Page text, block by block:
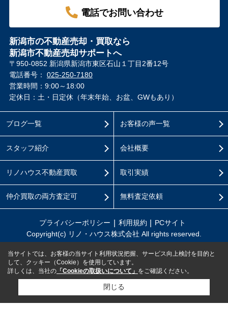
電話でお問い合わせ
新潟市の不動産売却・買取なら
新潟市不動産売却サポートへ
〒950-0852 新潟県新潟市東区石山１丁目2番12号
電話番号： 025-250-7180
営業時間：9:00～18:00
定休日：土・日定休（年末年始、お盆、GWもあり）
ブログ一覧
スタッフ紹介
リノハウス不動産買取
仲介買取の両方査定可
お客様の声一覧
会社概要
取引実績
無料査定依頼
プライバシーポリシー 利用規約
PCサイト
Copyright(c) リノ・ハウス株式会社 All rights reserved.
当サイトでは、お客様の当サイト利用状況把握、サービス向上検討を目的と
して、クッキー（Cookie）を使用しています。
詳しくは、当社の 「Cookieの取扱いについて」 をご確認ください。
閉じる